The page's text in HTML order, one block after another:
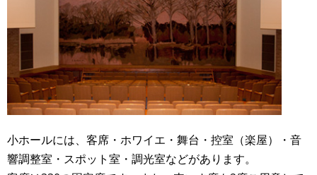
小ホールには、客席・ホワイエ・舞台・控室（楽屋）・音
響調整室・スポット室・調光室などがあります。